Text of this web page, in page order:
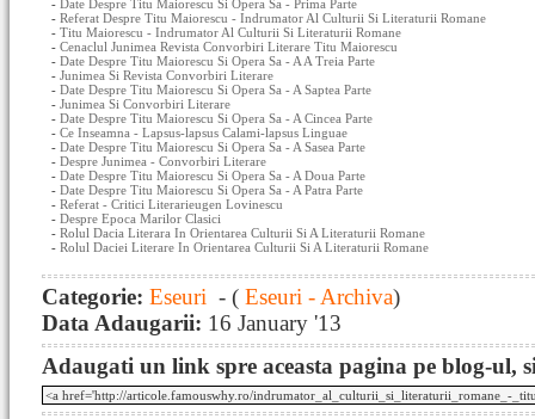
- Date Despre Titu Maiorescu Si Opera Sa - Prima Parte
- Referat Despre Titu Maiorescu - Indrumator Al Culturii Si Literaturii Romane
- Titu Maiorescu - Indrumator Al Culturii Si Literaturii Romane
- Cenaclul Junimea Revista Convorbiri Literare Titu Maiorescu
- Date Despre Titu Maiorescu Si Opera Sa - A A Treia Parte
- Junimea Si Revista Convorbiri Literare
- Date Despre Titu Maiorescu Si Opera Sa - A Saptea Parte
- Junimea Si Convorbiri Literare
- Date Despre Titu Maiorescu Si Opera Sa - A Cincea Parte
- Ce Inseamna - Lapsus-lapsus Calami-lapsus Linguae
- Date Despre Titu Maiorescu Si Opera Sa - A Sasea Parte
- Despre Junimea - Convorbiri Literare
- Date Despre Titu Maiorescu Si Opera Sa - A Doua Parte
- Date Despre Titu Maiorescu Si Opera Sa - A Patra Parte
- Referat - Critici Literarieugen Lovinescu
- Despre Epoca Marilor Clasici
- Rolul Dacia Literara In Orientarea Culturii Si A Literaturii Romane
- Rolul Daciei Literare In Orientarea Culturii Si A Literaturii Romane
Categorie: Eseuri - ( Eseuri - Archiva)
Data Adaugarii: 16 January '13
Adaugati un link spre aceasta pagina pe blog-ul,